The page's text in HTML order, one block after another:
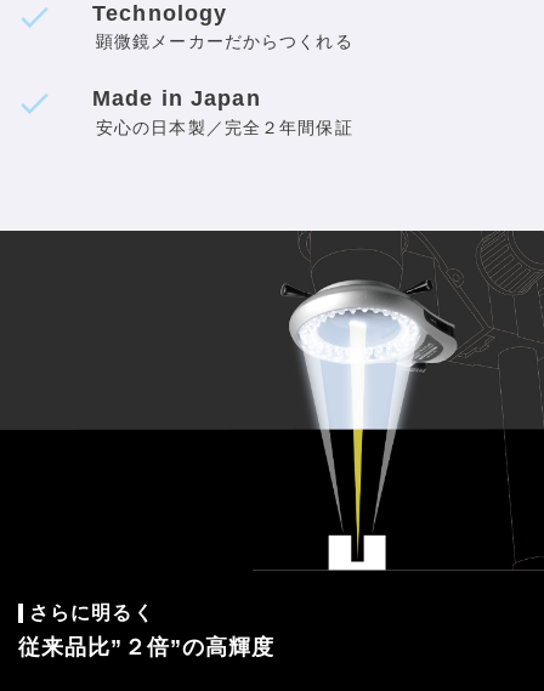
Technology
顕微鏡メーカーだからつくれる
Made in Japan
安心の日本製／完全２年間保証
さらに明るく
従来品比”２倍”の高輝度